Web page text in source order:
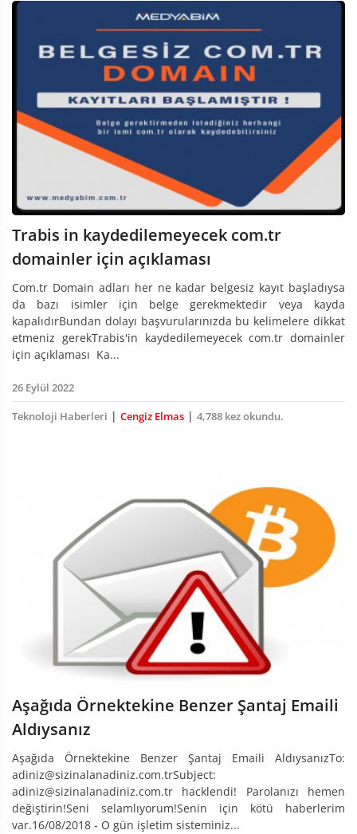
Trabis in kaydedilemeyecek com.tr
domainler için açıklaması
Com.tr Domain adları her ne kadar belgesiz kayıt başladıysa
da bazı isimler için belge gerekmektedir veya kayda
kapalıdırBundan dolayı başvurularınızda bu kelimelere dikkat
etmeniz gerekTrabis'in kaydedilemeyecek com.tr domainler
için açıklaması Ka...
26 Eylül 2022
Teknoloji Haberleri | Cengiz Elmas | 4,788 kez okundu.
Aşağıda Örnektekine Benzer Şantaj Emaili
Aldıysanız
Aşağıda Örnektekine Benzer Şantaj Emaili AldıysanızTo:
adiniz@sizinalanadiniz.com.trSubject:
adiniz@sizinalanadiniz.com.tr hacklendi! Parolanızı hemen
değiştirin!Seni selamlıyorum!Senin için kötü haberlerim
var.16/08/2018 - O gün işletim sisteminiz...